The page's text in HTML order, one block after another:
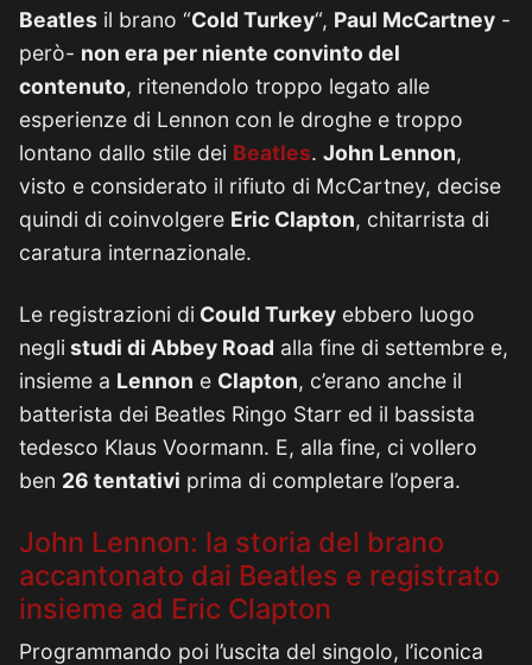
Beatles il brano “Cold Turkey“, Paul McCartney -
però- non era per niente convinto del
contenuto, ritenendolo troppo legato alle
esperienze di Lennon con le droghe e troppo
lontano dallo stile dei Beatles. John Lennon,
visto e considerato il rifiuto di McCartney, decise
quindi di coinvolgere Eric Clapton, chitarrista di
caratura internazionale.
Le registrazioni di Could Turkey ebbero luogo
negli studi di Abbey Road alla fine di settembre e,
insieme a Lennon e Clapton, c’erano anche il
batterista dei Beatles Ringo Starr ed il bassista
tedesco Klaus Voormann. E, alla fine, ci vollero
ben 26 tentativi prima di completare l’opera.
John Lennon: la storia del brano
accantonato dai Beatles e registrato
insieme ad Eric Clapton
Programmando poi l’uscita del singolo, l’iconica